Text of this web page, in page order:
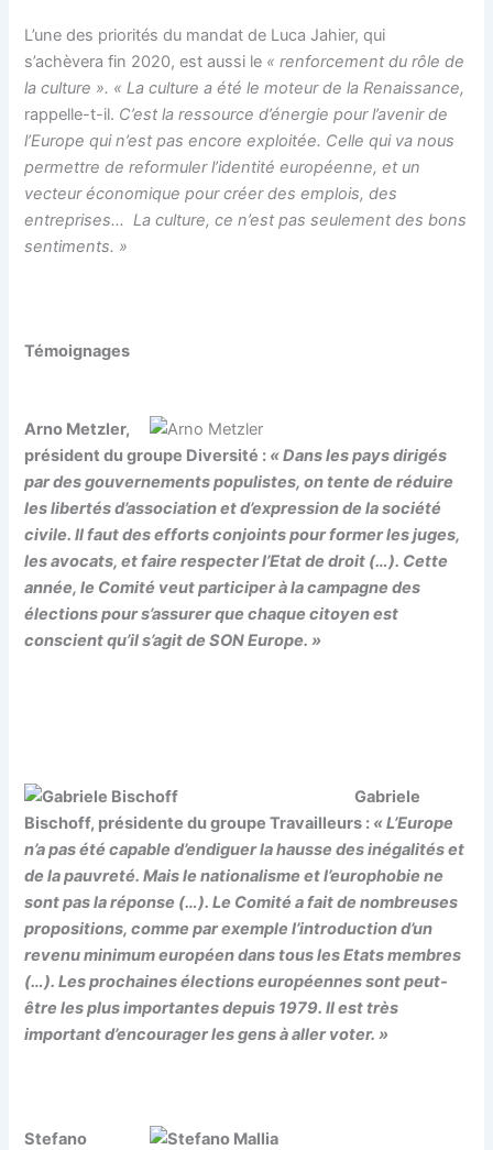
L’une des priorités du mandat de Luca Jahier, qui
s’achèvera fin 2020, est aussi le « renforcement du rôle de
la culture ». « La culture a été le moteur de la Renaissance,
rappelle-t-il. C’est la ressource d’énergie pour l’avenir de
l’Europe qui n’est pas encore exploitée. Celle qui va nous
permettre de reformuler l’identité européenne, et un
vecteur économique pour créer des emplois, des
entreprises… La culture, ce n’est pas seulement des bons
sentiments. »
Témoignages
Arno Metzler,
président du groupe Diversité : « Dans les pays dirigés
par des gouvernements populistes, on tente de réduire
les libertés d’association et d’expression de la société
civile. Il faut des efforts conjoints pour former les juges,
les avocats, et faire respecter l’Etat de droit (…). Cette
année, le Comité veut participer à la campagne des
élections pour s’assurer que chaque citoyen est
conscient qu’il s’agit de SON Europe. »
Gabriele
Bischoff, présidente du groupe Travailleurs : « L’Europe
n’a pas été capable d’endiguer la hausse des inégalités et
de la pauvreté. Mais le nationalisme et l’europhobie ne
sont pas la réponse (…). Le Comité a fait de nombreuses
propositions, comme par exemple l’introduction d’un
revenu minimum européen dans tous les Etats membres
(…). Les prochaines élections européennes sont peut-
être les plus importantes depuis 1979. Il est très
important d’encourager les gens à aller voter. »
Stefano